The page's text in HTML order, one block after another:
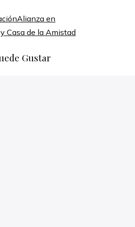
Alianza en
Casa de la Amistad
Gustar